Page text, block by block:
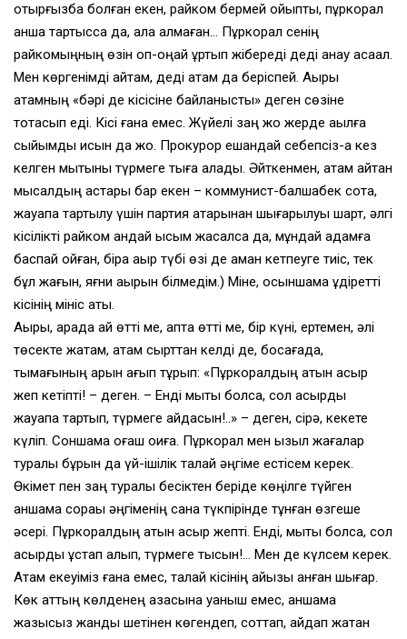
отырғызбақ болған екен, райком бермей қойыпты, пұркорал
қанша тартысса да, ала алмаған… Пұркорал сенің
райкомыңның өзін оп-оңай құртып жібереді деді анау ақсақал.
Мен көргенімді айтам, деді атам да беріспей. Ақыры
атамның «бәрі де кісісіне байланысты» деген сөзіне
тоқтасып еді. Кісі ғана емес. Жүйелі заң жоқ жерде ақылға
сыйымды қисын да жоқ. Прокурор ешқандай себепсіз-ақ кез
келген мықтыны түрмеге тыға алады. Әйткенмен, атам айтқан
мысалдың астары бар екен – коммунист-балшабек сотқа,
жауапқа тартылу үшін партия қатарынан шығарылуы шарт, әлгі
кісілікті райком қандай қысым жасалса да, мұндай қадамға
баспай қойған, бірақ ақыр түбі өзі де аман кетпеуге тиіс, тек
бұл жағын, яғни ақырын білмедім.) Міне, осыншама құдіретті
кісінің мініс аты.
Ақыры, арада ай өтті ме, апта өтті ме, бір күні, ертемен, әлі
төсекте жатқам, атам сырттан келді де, босағада,
тымағының қарын қағып тұрып: «Пұркоралдың атын қасқыр
жеп кетіпті! – деген. – Енді мықты болса, сол қасқырды
жауапқа тартып, түрмеге айдасын!..» – деген, сірә, кекете
күліп. Соншама оғаш оқиға. Пұркорал мен қызыл жағалар
туралы бұрын да үй-ішілік талай әңгіме естісем керек.
Өкімет пен заң туралы бесіктен беріде көңілге түйген
қаншама сорақы әңгіменің сана түкпірінде тұнған өзгеше
әсері. Пұркоралдың атын қасқыр жепті. Енді, мықты болса, сол
қасқырды ұстап алып, түрмеге тықсын!… Мен де күлсем керек.
Атам екеуіміз ғана емес, талай кісінің айызы қанған шығар.
Көк аттың көлденең қазасына қуаныш емес, қаншама
жазықсыз жанды шетінен көгендеп, соттап, айдап жатқан